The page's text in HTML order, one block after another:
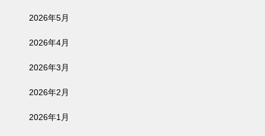
2026年5月
2026年4月
2026年3月
2026年2月
2026年1月